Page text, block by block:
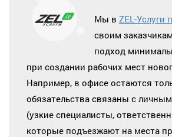
Мы в ZEL-Услуги
своим
подход
при создании рабочих мест
Например, в офисе остаются
обязательства связаны с
(узкие специалисты,
которые подъезжают на места